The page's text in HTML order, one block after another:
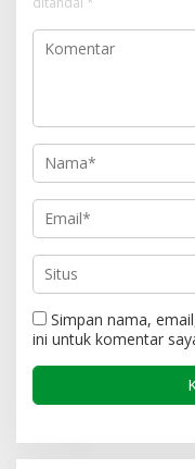
Simpan nama,
ini untuk komentar